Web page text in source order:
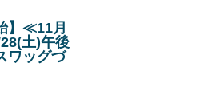
】≪11月
土)午後
ワッグづ